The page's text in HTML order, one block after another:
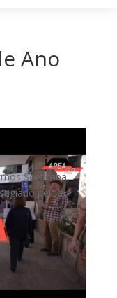
Ano
Sorocaba,
pelos